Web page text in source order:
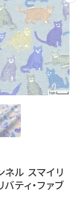
ネル スマイリ
ティ・ファブ